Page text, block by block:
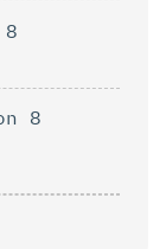
8